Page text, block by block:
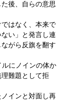
後、自らの意思
はなく、本来で
い」と発言し連
がら反旗を翻す
にノインの体か
難題として拒
インと対面し再